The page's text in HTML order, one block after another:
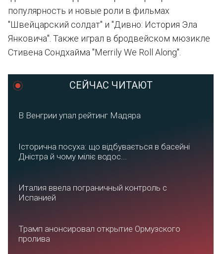
популярность и новые роли в фильмах
"Швейцарский солдат" и "Дивно: История Эла
Янковича". Также играл в бродвейском мюзикле
Стивена Сондхайма "Merrily We Roll Along".
СЕЙЧАС ЧИТАЮТ
В Венгрии упал рейтинг Мадяра
Історична посуха: що відбувається в басейні
Дністра й чому міліє водос...
Италия ввела пограничный контроль с
Испанией
Трамп анонсировал открытие Ормузского
пролива